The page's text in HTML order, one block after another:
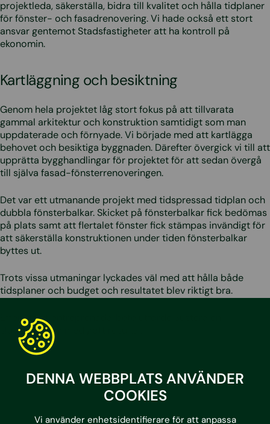
DENNA WEBBPLATS ANVÄNDER
COOKIES
Vi använder enhetsidentifierare för att anpassa
projektleda, säkerställa, bidra till kvalitet och hålla tidplaner
för fönster- och fasadrenovering. Vi hade också ett stort
ansvar gentemot Stadsfastigheter att ha kontroll på
ekonomin.
Kartläggning och besiktning
Genom hela projektet låg stort fokus på att tillvarata
gammal arkitektur och konstruktion samtidigt som man
uppdaterade och förnyade. Vi började med att kartlägga
behovet och besiktiga byggnaden. Därefter övergick vi till att
upprätta bygghandlingar för projektet för att sedan övergå
till själva fasad-fönsterrenoveringen.
Det var ett utmanande projekt med tidspressad tidplan och
dubbla fönsterbalkar. Skicket på fönsterbalkar fick bedömas
på plats samt att flertalet fönster fick stämpas invändigt för
att säkerställa konstruktionen under tiden fönsterbalkar
byttes ut.
Trots vissa utmaningar lyckades väl med att hålla både
tidsplaner och budget och resultatet blev riktigt bra.
Efter utfört entreprenadarbete utförde Sustera en
slutbesiktning med gott resultat.